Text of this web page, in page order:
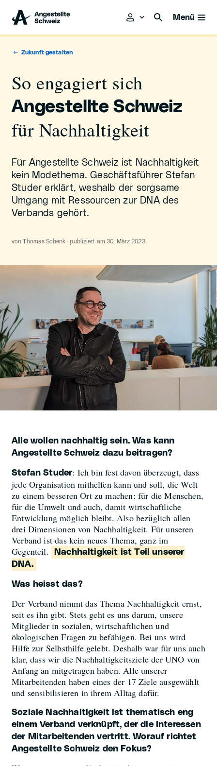
Menü
Zukunft gestalten
So engagiert sich
Angestellte Schweiz
für Nachhaltigkeit
Für Angestellte Schweiz ist Nachhaltigkeit
kein Modethema. Geschäftsführer Stefan
Studer erklärt, weshalb der sorgsame
Umgang mit Ressourcen zur DNA des
Verbands gehört.
von Thomas Schenk · publiziert am 30. März 2023
Alle wollen nachhaltig sein. Was kann
Angestellte Schweiz dazu beitragen?
Stefan Studer: Ich bin fest davon überzeugt, dass
jede Organisation mithelfen kann und soll, die Welt
zu einem besseren Ort zu machen: für die Menschen,
für die Umwelt und auch, damit wirtschaftliche
Entwicklung möglich bleibt. Also bezüglich allen
drei Dimensionen von Nachhaltigkeit. Für unseren
Verband ist das kein neues Thema, ganz im
Gegenteil.
Nachhaltigkeit ist Teil unserer
DNA.
Was heisst das?
Der Verband nimmt das Thema Nachhaltigkeit ernst,
seit es ihn gibt. Stets geht es uns darum, unsere
Mitglieder in sozialen, wirtschaftlichen und
ökologischen Fragen zu befähigen. Bei uns wird
Hilfe zur Selbsthilfe gelebt. Deshalb war für uns auch
klar, dass wir die Nachhaltigkeitsziele der UNO von
Anfang an mitgetragen haben. Alle unserer
Mitarbeitenden haben eines der 17 Ziele ausgewählt
und sensibilisieren in ihrem Alltag dafür.
Soziale Nachhaltigkeit ist thematisch eng
einem Verband verknüpft, der die Interessen
der Mitarbeitenden vertritt. Worauf richtet
Angestellte Schweiz den Fokus?